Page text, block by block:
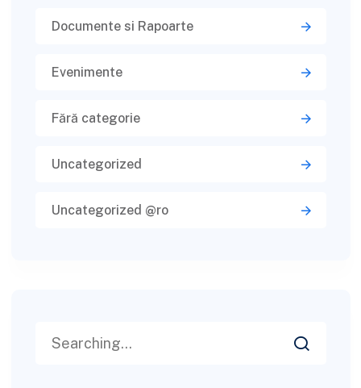
Documente si Rapoarte
Evenimente
Fără categorie
Uncategorized
Uncategorized @ro